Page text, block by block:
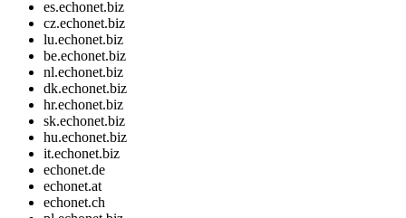
es.echonet.biz
cz.echonet.biz
lu.echonet.biz
be.echonet.biz
nl.echonet.biz
dk.echonet.biz
hr.echonet.biz
sk.echonet.biz
hu.echonet.biz
it.echonet.biz
echonet.de
echonet.at
echonet.ch